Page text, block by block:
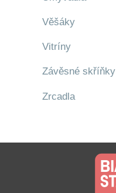
Věšáky
Vitríny
Závěsné skříňky
Zrcadla